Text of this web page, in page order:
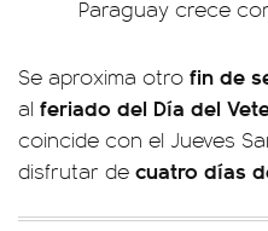
Paraguay crece
Se aproxima otro fin de
al feriado del Día del
coincide con el Jueves
disfrutar de cuatro días